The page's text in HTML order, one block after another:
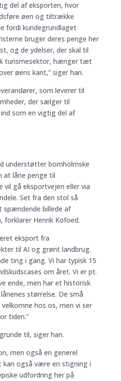
del af eksporten, hvor
øen og tiltrække
fordi kundegrundlaget
bruger deres penge her
og de ydelser, der skal til
turismesektor, hænger tæt
øens kant,” siger han.
som leverer til
der sælger til
som en vigtig del af
understøtter bornholmske
at låne penge til
vil gå eksportvejen eller via
Set fra den stol så
spændende billede af
forklarer Henrik Kofoed.
eksport fra
til AI og grønt landbrug.
ting i gang. Vi har typisk 15
om året. Vi er pt.
ende, men har et historisk
størrelse. De små
hos os, men vi ser
tiden.”
til, siger han.
men også en generel
kan også være en stigning i
udfordring her på